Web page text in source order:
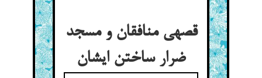
قصه‏ی منافقان و مسجد
ضرار ساختن ایشان‏